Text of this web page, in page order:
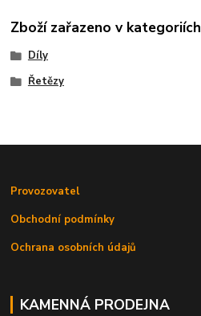
Zboží zařazeno v kategoriích
Díly
Řetězy
Provozovatel
Obchodní podmínky
Ochrana osobních údajů
KAMENNÁ PRODEJNA